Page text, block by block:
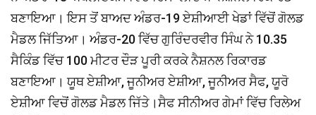
ਬਣਾਇਆ। ਇਸ ਤੋਂ ਬਾਅਦ ਅੰਡਰ-19 ਏਸ਼ੀਆਈ ਖੇਡਾਂ ਵਿੱਚੋਂ ਗੋਲਡ
ਮੈਡਲ ਜਿੱਤਿਆ। ਅੰਡਰ-20 ਵਿੱਚ ਗੁਰਿੰਦਰਵੀਰ ਸਿੰਘ ਨੇ 10.35
ਸੈਕਿੰਡ ਵਿੱਚ 100 ਮੀਟਰ ਦੌੜ ਪੂਰੀ ਕਰਕੇ ਨੈਸ਼ਨਲ ਰਿਕਾਰਡ
ਬਣਾਇਆ। ਯੂਥ ਏਸ਼ੀਆ, ਜੂਨੀਅਰ ਏਸ਼ੀਆ, ਜੂਨੀਅਰ ਸੈਫ, ਯੂਰੋ
ਏਸ਼ੀਆ ਵਿਚੋਂ ਗੋਲਡ ਮੈਡਲ ਜਿੱਤੇ।ਸੈਫ ਸੀਨੀਅਰ ਗੇਮਾਂ ਵਿੱਚ ਰਿਲੇਅ